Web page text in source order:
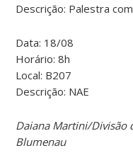
Descrição: Palestra
Data: 18/08
Horário: 8h
Local: B207
Descrição: NAE
Daiana Martini/Divisão
Blumenau